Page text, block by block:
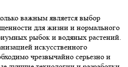
важным является выбор
для жизни и нормального
рыбок и водяных растений.
искусственного
чрезвычайно серьезно и